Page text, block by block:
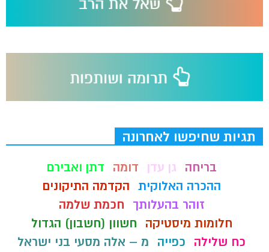
תגיות שחיפשו לאחרונה
בריחה גן עדן דומה
דתן ואבירם
ההכרה האלוקית הקדמה התיקונים
זוהר בהעלותך
חכמת שלמה
חלומות מיסטיקה
חשוון (חשבון) הגדול
כח שלילה
כפייה
מ – אלה מסעי בני ישראל